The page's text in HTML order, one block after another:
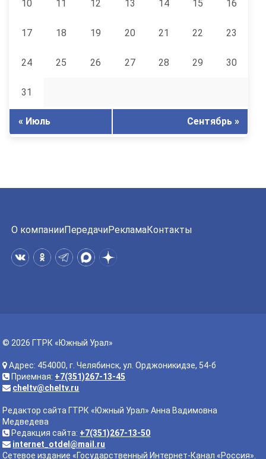
10 11 12 13 14 15 16
17 18 19 20 21 22 23
24 25 26 27 28 29 30
31
« Июль Сентябрь »
О компанииПередачиРекламаКонтакты
© 2026 ГТРК «Южный Урал»
Адрес: 454000, г. Челябинск, ул. Орджоникидзе, 54-б
Приемная: +7(351)267-13-45
cheltv@cheltv.ru
Редактор сайта ГТРК «Южный Урал» Анна Вадимовна
Медведева
Редакция сайта: +7(351)267-13-50
internet_otdel@mail.ru
Сетевое издание «Государственный Интернет-Канал «Россия».